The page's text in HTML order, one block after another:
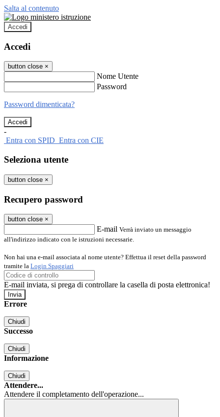
Salta al contenuto
Accedi
Accedi
button close ×
Nome Utente
Password
Password dimenticata?
-
Entra con SPID Entra con CIE
Seleziona utente
button close ×
Recupero password
button close ×
E-mail Verrà inviato un messaggio
all'indirizzo indicato con le istruzioni necessarie.
Non hai una e-mail associata al nome utente? Effettua il reset della password
tramite la Login Spaggiari
E-mail inviata, si prega di controllare la casella di posta elettronica!
Errore
Chiudi
Successo
Chiudi
Informazione
Chiudi
Attendere...
Attendere il completamento dell'operazione...